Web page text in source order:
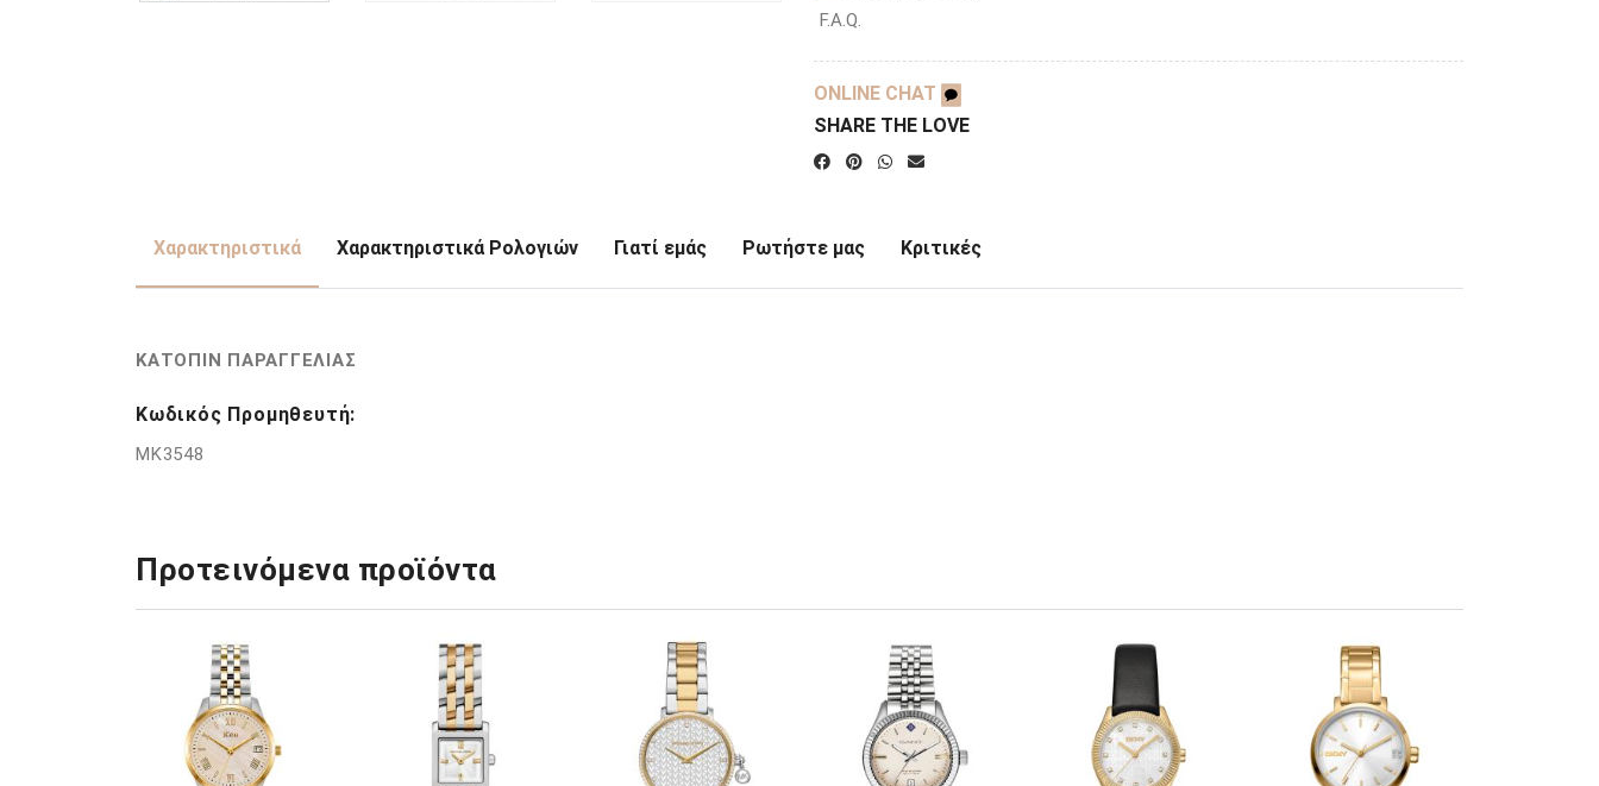
F.A.Q.
ONLINE CHAT
SHARE THE LOVE
Χαρακτηριστικά Χαρακτηριστικά Ρολογιών Γιατί εμάς Ρωτήστε μας Κριτικές
ΚΑΤΟΠΙΝ ΠΑΡΑΓΓΕΛΙΑΣ
Κωδικός Προμηθευτή:
MK3548
Προτεινόμενα προϊόντα